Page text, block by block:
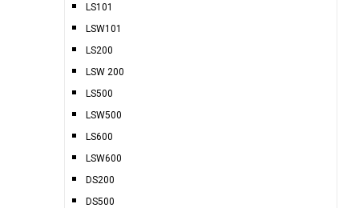
LS101
LSW101
LS200
LSW 200
LS500
LSW500
LS600
LSW600
DS200
DS500